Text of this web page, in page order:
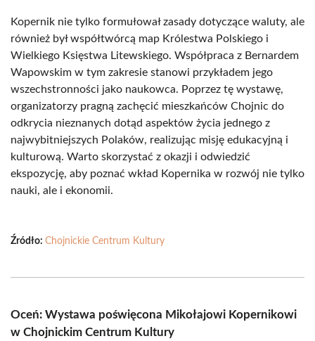
Kopernik nie tylko formułował zasady dotyczące waluty, ale
również był współtwórcą map Królestwa Polskiego i
Wielkiego Księstwa Litewskiego. Współpraca z Bernardem
Wapowskim w tym zakresie stanowi przykładem jego
wszechstronności jako naukowca. Poprzez tę wystawę,
organizatorzy pragną zachęcić mieszkańców Chojnic do
odkrycia nieznanych dotąd aspektów życia jednego z
najwybitniejszych Polaków, realizując misję edukacyjną i
kulturową. Warto skorzystać z okazji i odwiedzić
ekspozycję, aby poznać wkład Kopernika w rozwój nie tylko
nauki, ale i ekonomii.
Źródło: Chojnickie Centrum Kultury
Oceń: Wystawa poświęcona Mikołajowi Kopernikowi
w Chojnickim Centrum Kultury